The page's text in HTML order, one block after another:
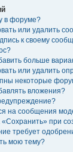
в форуме?
или удалить
к своему
больше
или удалить
некоторые
вложения?
на сообщения
«Сохранить» при
требует
мою тему?